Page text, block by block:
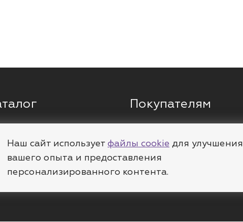
Кольца
Цепи
Пирсинг
Шармы
Покупателям
О компании
Доставка
Полезное
Наш сайт использует файлы cookie для улучшения
вашего опыта и предоставления
персонализированного контента.